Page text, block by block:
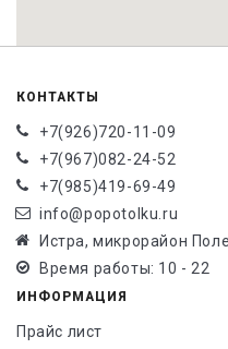
КОНТАКТЫ
+7(926)720-11-09
+7(967)082-24-52
+7(985)419-69-49
info@popotolku.ru
Истра, микрорайон
Время работы: 10 - 22
ИНФОРМАЦИЯ
Прайс лист